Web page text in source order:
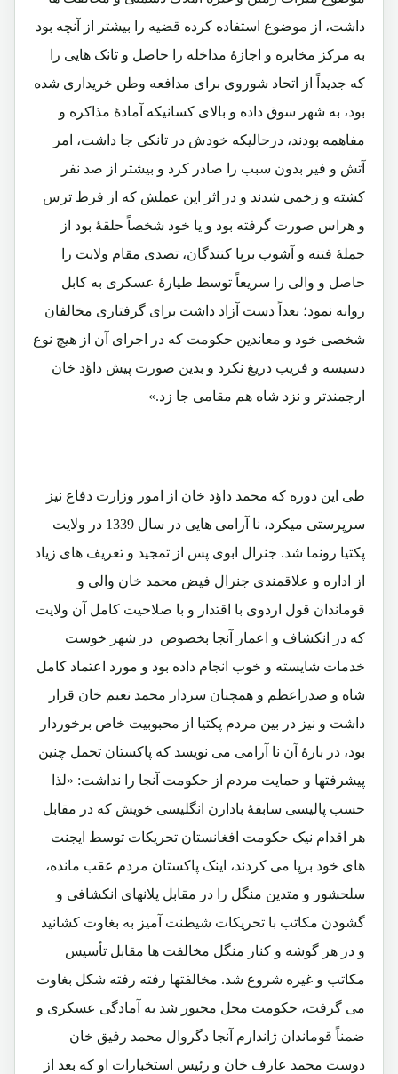
داشت، از موضوع استفاده کرده قضیه را بیشتر از آنچه بود
به مرکز مخابره و اجازۀ مداخله را حاصل و تانک هایی را
که جدیداً از اتحاد شوروی برای مدافعه وطن خریداری شده
بود، به شهر سوق داده و بالای کسانیکه آمادۀ مذاکره و
مفاهمه بودند، درحالیکه خودش در تانکی جا داشت، امر
آتش و فیر بدون سبب را صادر کرد و بیشتر از صد نفر
کشته و زخمی شدند و در اثر این عملش که از فرط ترس
و هراس صورت گرفته بود و یا خود شخصاً حلقۀ بود از
جملۀ فتنه و آشوب برپا کنندگان، تصدی مقام ولایت را
حاصل و والی را سریعاً توسط طیارۀ عسکری به کابل
روانه نمود؛ بعداً دست آزاد داشت برای گرفتاری مخالفان
شخصی خود و معاندین حکومت که در اجرای آن از هیچ نوع
دسیسه و فریب دریغ نکرد و بدین صورت پیش داؤد خان
ارجمندتر و نزد شاه هم مقامی جا زد.»
طی این دوره که محمد داؤد خان از امور وزارت دفاع نیز
سرپرستی میکرد، نا آرامی هایی در سال 1339 در ولایت
پکتیا رونما شد. جنرال ابوی پس از تمجید و تعریف های زیاد
از اداره و علاقمندی جنرال فیض محمد خان والی و
قوماندان قول اردوی با اقتدار و با صلاحیت کامل آن ولایت
که در انکشاف و اعمار آنجا بخصوص در شهر خوست
خدمات شایسته و خوب انجام داده بود و مورد اعتماد کامل
شاه و صدراعظم و همچنان سردار محمد نعیم خان قرار
داشت و نیز در بین مردم پکتیا از محبوبیت خاص برخوردار
بود، در بارۀ آن نا آرامی می نویسد که پاکستان تحمل چنین
پیشرفتها و حمایت مردم از حکومت آنجا را نداشت: «لذا
حسب پالیسی سابقۀ بادارن انگلیسی خویش که در مقابل
هر اقدام نیک حکومت افغانستان تحریکات توسط ایجنت
های خود برپا می کردند، اینک پاکستان مردم عقب مانده،
سلحشور و متدین منگل را در مقابل پلانهای انکشافی و
گشودن مکاتب با تحریکات شیطنت آمیز به بغاوت کشانید
و در هر گوشه و کنار منگل مخالفت ها مقابل تأسیس
مکاتب و غیره شروع شد. مخالفتها رفته رفته شکل بغاوت
می گرفت، حکومت محل مجبور شد به آمادگی عسکری و
ضمناً قوماندان ژاندارم آنجا دگروال محمد رفیق خان
دوست محمد عارف خان و رئیس استخبارات او که بعد از